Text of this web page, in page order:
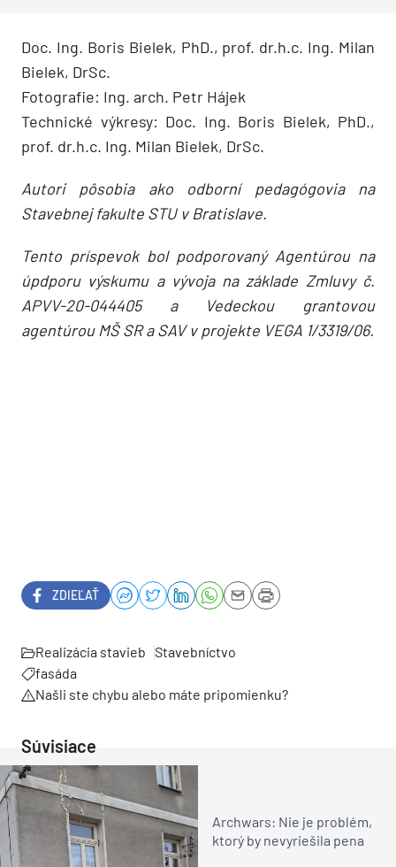
Doc. Ing. Boris Bielek, PhD., prof. dr.h.c. Ing. Milan
Bielek, DrSc.
Fotografie: Ing. arch. Petr Hájek
Technické výkresy: Doc. Ing. Boris Bielek, PhD.,
prof. dr.h.c. Ing. Milan Bielek, DrSc.
Autori pôsobia ako odborní pedagógovia na
Stavebnej fakulte STU v Bratislave.
Tento príspevok bol podporovaný Agentúrou na
úpdporu výskumu a vývoja na základe Zmluvy č.
APVV-20-044405 a Vedeckou grantovou
agentúrou MŠ SR a SAV v projekte VEGA 1/3319/06.
ZDIEĽAŤ
Realizácia stavieb Stavebníctvo
fasáda
Našli ste chybu alebo máte pripomienku?
Súvisiace
Archwars: Nie je problém,
ktorý by nevyriešila pena